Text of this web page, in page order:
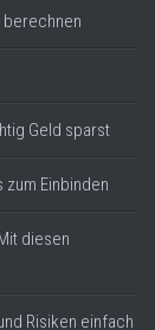
berechnen
Geld sparst
Einbinden
diesen
Risiken einfach